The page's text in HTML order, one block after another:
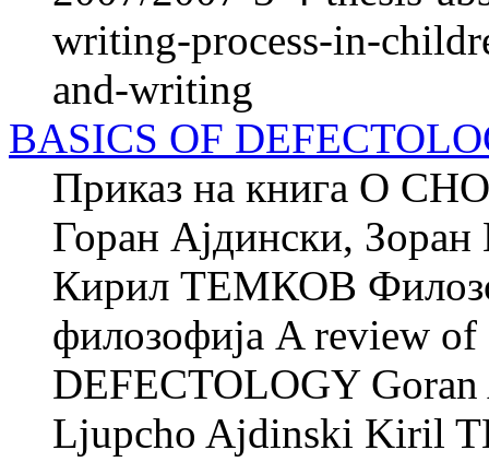
writing-process-in-
and-writing
BASICS OF
Приказ на книга O
Горан Ајдински,
Кирил ТЕМКОВ
филозофија A review
DEFECTOLOGY
Ljupcho Ajdinski Kiril